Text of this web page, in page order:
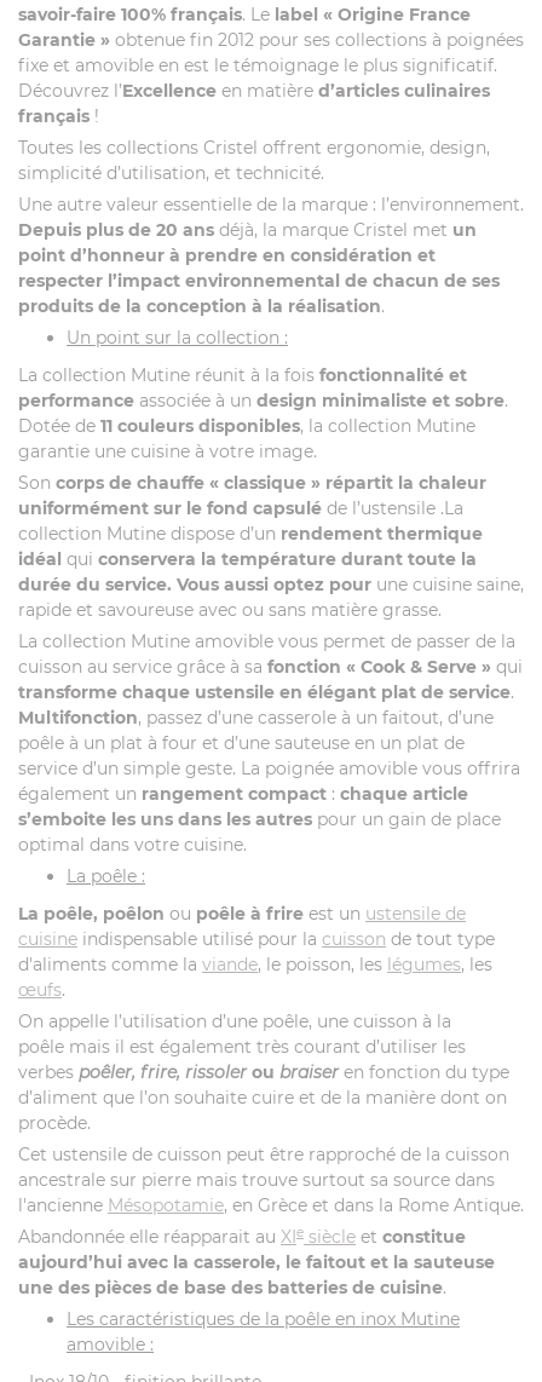
savoir-faire 100% français. Le label « Origine France
Garantie » obtenue fin 2012 pour ses collections à poignées
fixe et amovible en est le témoignage le plus significatif.
Découvrez l’Excellence en matière d’articles culinaires
français !
Toutes les collections Cristel offrent ergonomie, design,
simplicité d’utilisation, et technicité.
Une autre valeur essentielle de la marque : l’environnement.
Depuis plus de 20 ans déjà, la marque Cristel met un
point d’honneur à prendre en considération et
respecter l’impact environnemental de chacun de ses
produits de la conception à la réalisation.
Un point sur la collection :
La collection Mutine réunit à la fois fonctionnalité et
performance associée à un design minimaliste et sobre.
Dotée de 11 couleurs disponibles, la collection Mutine
garantie une cuisine à votre image.
Son corps de chauffe « classique » répartit la chaleur
uniformément sur le fond capsulé de l’ustensile .La
collection Mutine dispose d’un rendement thermique
idéal qui conservera la température durant toute la
durée du service. Vous aussi optez pour une cuisine saine,
rapide et savoureuse avec ou sans matière grasse.
La collection Mutine amovible vous permet de passer de la
cuisson au service grâce à sa fonction « Cook & Serve » qui
transforme chaque ustensile en élégant plat de service.
Multifonction, passez d’une casserole à un faitout, d’une
poêle à un plat à four et d’une sauteuse en un plat de
service d’un simple geste. La poignée amovible vous offrira
également un rangement compact : chaque article
s’emboite les uns dans les autres pour un gain de place
optimal dans votre cuisine.
La poêle :
La poêle, poêlon ou poêle à frire est un ustensile de
cuisine indispensable utilisé pour la cuisson de tout type
d'aliments comme la viande, le poisson, les légumes, les
œufs.
On appelle l’utilisation d’une poêle, une cuisson à la
poêle mais il est également très courant d’utiliser les
verbes poêler, frire, rissolerou braiseren fonction du type
d’aliment que l’on souhaite cuire et de la manière dont on
procède.
Cet ustensile de cuisson peut être rapproché de la cuisson
ancestrale sur pierre mais trouve surtout sa source dans
l'ancienne Mésopotamie, en Grèce et dans la Rome Antique.
Abandonnée elle réapparait au XIe siècle et constitue
aujourd’hui avec la casserole, le faitout et la sauteuse
une des pièces de base des batteries de cuisine.
Les caractéristiques de la poêle en inox Mutine
amovible :